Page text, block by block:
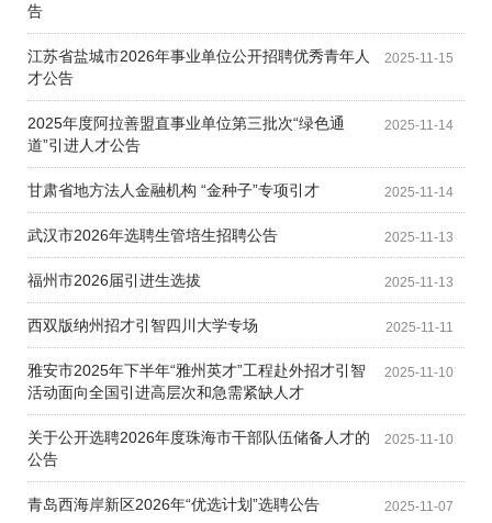
告
2025-11-15
江苏省盐城市2026年事业单位公开招聘优秀青年人
才公告
2025-11-14
2025年度阿拉善盟直事业单位第三批次“绿色通
道”引进人才公告
2025-11-14
甘肃省地方法人金融机构 “金种子”专项引才
2025-11-13
武汉市2026年选聘生管培生招聘公告
2025-11-13
福州市2026届引进生选拔
2025-11-11
西双版纳州招才引智四川大学专场
2025-11-10
雅安市2025年下半年“雅州英才”工程赴外招才引智
活动面向全国引进高层次和急需紧缺人才
2025-11-10
关于公开选聘2026年度珠海市干部队伍储备人才的
公告
2025-11-07
青岛西海岸新区2026年“优选计划”选聘公告